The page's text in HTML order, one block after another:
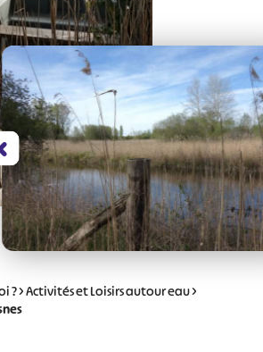
?>Activités et Loisirs autour eau>